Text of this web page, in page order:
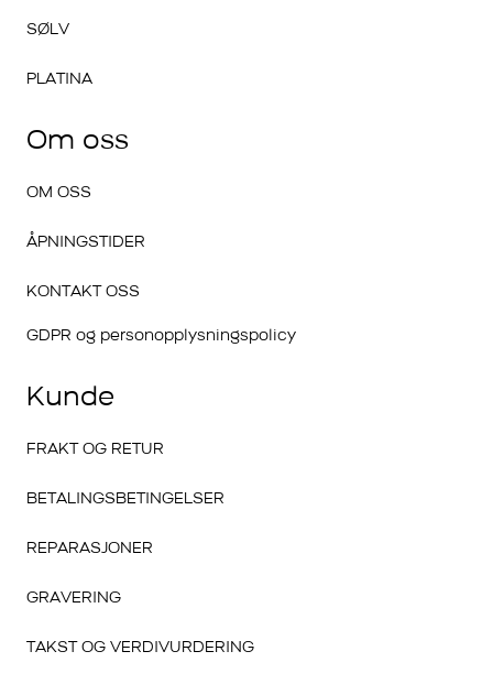
SØLV
PLATINA
Om oss
OM OSS
ÅPNINGSTIDER
KONTAKT OSS
GDPR og personopplysningspolicy
Kunde
FRAKT OG RETUR
BETALINGSBETINGELSER
REPARASJONER
GRAVERING
TAKST OG VERDIVURDERING